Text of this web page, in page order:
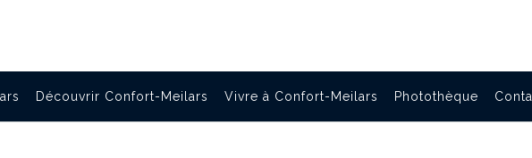
Découvrir Confort-Meilars Vivre à Confort-Meilars Photothèque